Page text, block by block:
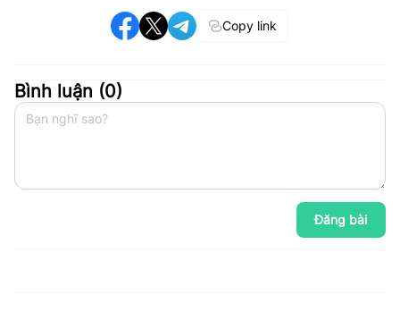
Copy link
Bình luận (0)
Đăng bài